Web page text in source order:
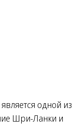
одной из
Шри-Ланки и